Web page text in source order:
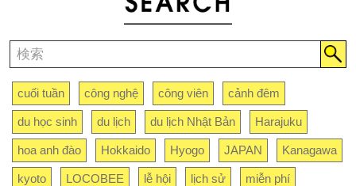
cuối tuần công nghệ công viên cảnh đêm
du học sinh du lịch du lịch Nhật Bản Harajuku
hoa anh đào Hokkaido Hyogo JAPAN Kanagawa
kyoto LOCOBEE lễ hội lịch sử miễn phí